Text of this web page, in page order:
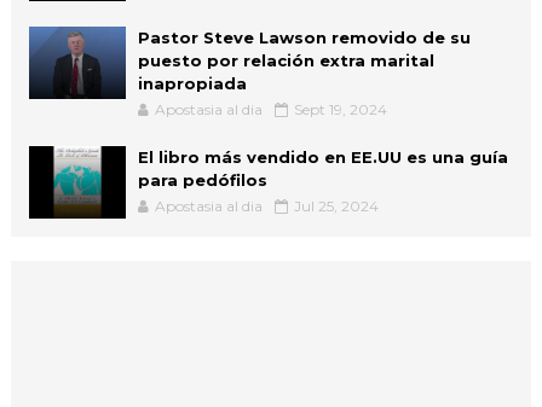
Pastor Steve Lawson removido de su
puesto por relación extra marital
inapropiada
Apostasia al dia Sept 19, 2024
El libro más vendido en EE.UU es una guía
para pedófilos
Apostasia al dia Jul 25, 2024